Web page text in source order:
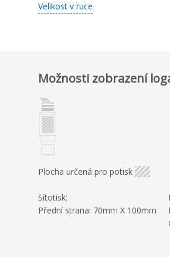
Velikost v ruce
Možnosti zobrazení
Plocha určená pro potisk
Sítotisk:
Přední strana: 70mm X 100mm